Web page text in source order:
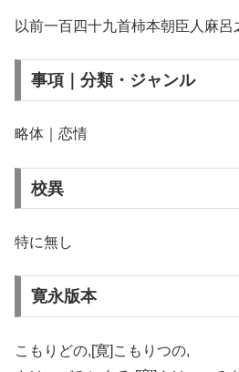
以前一百四十九首柿本朝臣人麻呂
事項｜分類・ジャンル
略体｜恋情
校異
特に無し
寛永版本
こもりどの,[寛]こもりつの,